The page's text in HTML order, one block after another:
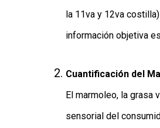
la 11va y 12va
información objetiva
Cuantificación del
El marmoleo, la grasa
sensorial del